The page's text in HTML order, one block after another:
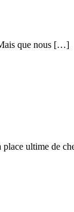
que nous […]
place ultime de